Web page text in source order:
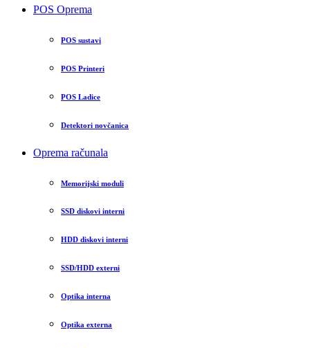
POS Oprema
POS sustavi
POS Printeri
POS Ladice
Detektori novčanica
Oprema računala
Memorijski moduli
SSD diskovi interni
HDD diskovi interni
SSD/HDD externi
Optika interna
Optika externa